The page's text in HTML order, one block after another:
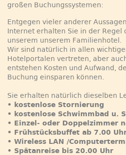
großen Buchungssystemen:
Entgegen vieler anderer
Internet erhalten Sie in der Regel
unserem unserem Familienhotel.
Wir sind natürlich in allen
Hotelportalen vertreten, aber
entstehen Kosten und Aufwand,
Buchung einsparen können.
Sie erhalten natürlich dieselben
• kostenlose Stornierung
• kostenlose Schwimmbad u.
• Einzel- oder Doppelzimmer
• Frühstücksbuffet ab 7.00
• Wireless LAN /
• Spätanreise bis 20.00 Uhr